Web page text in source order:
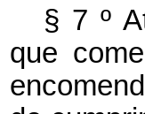
§ 7º
que